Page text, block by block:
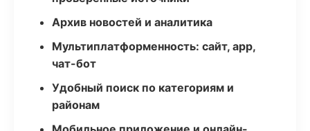
Архив новостей и аналитика
Мультиплатформенность: сайт, app,
чат-бот
Удобный поиск по категориям и
районам